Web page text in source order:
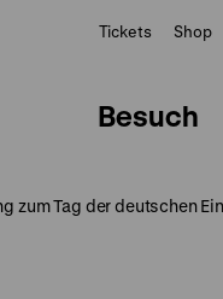
Tickets Shop
Besuch
zum Tag der deutschen